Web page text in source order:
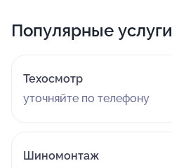
Популярные услуги
Техосмотр
уточняйте по телефону
Шиномонтаж